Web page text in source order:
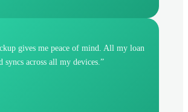
gives me peace of mind. All my loan
syncs across all my devices.”